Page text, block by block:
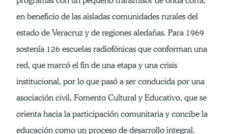
en beneficio de las aisladas comunidades rurales del
estado de Veracruz y de regiones aledañas. Para 1969
sostenía 126 escuelas radiofónicas que conforman una
red, que marcó el fin de una etapa y una crisis
institucional, por lo que pasó a ser conducida por una
asociación civil, Fomento Cultural y Educativo, que se
orienta hacia la participación comunitaria y concibe la
educación como un proceso de desarrollo integral.